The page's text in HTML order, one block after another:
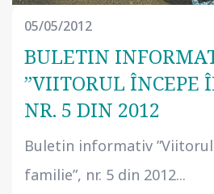
05/05/2012
BULETIN
”VIITORUL ÎNCEPE
NR. 5 DIN 2012
Buletin informativ
familie”, nr. 5 din 2012...